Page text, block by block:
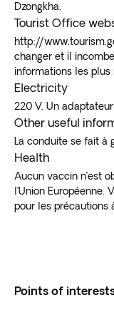
Dzongkha.
Tourist Office
http://
changer et il
informations les plus
Electricity
220 V. Un adaptateur
Other useful
La conduite se fait à
Health
Aucun vaccin n’est
l’Union
pour les précautions
Points of